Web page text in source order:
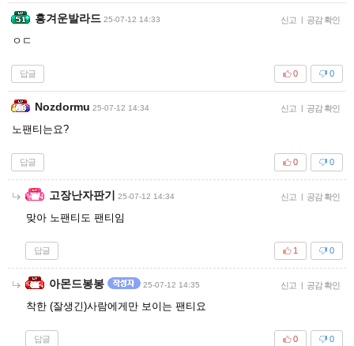
흥겨운발라드 25-07-12 14:33 신고 | 공감 확인
ㅇㄷ
답글 0
0
Nozdormu 25-07-12 14:34 신고 | 공감 확인
노팬티는요?
답글 0
0
고장난자판기 25-07-12 14:34 신고 | 공감 확인
맞아 노팬티도 팬티임
답글 0
1
아몬드봉봉 25-07-12 14:35 신고 | 공감 확인
착한 (잘생긴)사람에게만 보이는 팬티요
답글 0
0